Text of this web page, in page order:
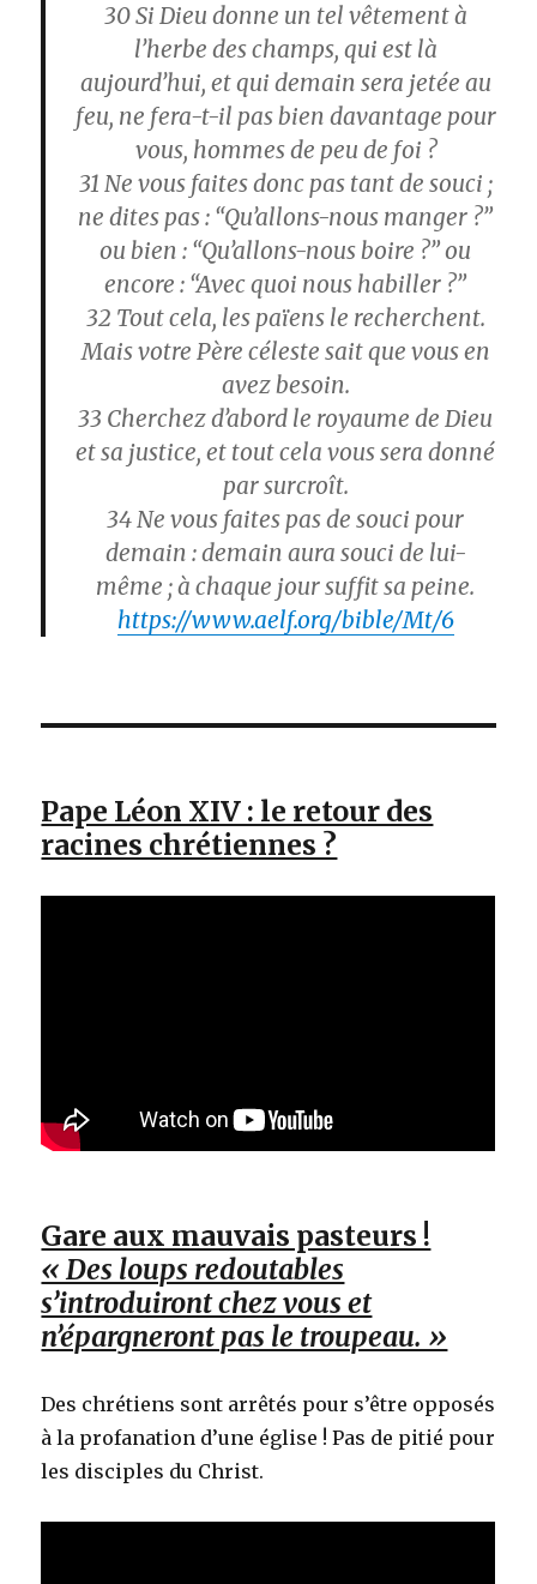
30Si Dieu donne un tel vêtement à
l’herbe des champs, qui est là
aujourd’hui, et qui demain sera jetée au
feu, ne fera-t-il pas bien davantage pour
vous, hommes de peu de foi ?
31 Ne vous faites donc pas tant de souci ;
ne dites pas : “Qu’allons-nous manger ?”
ou bien : “Qu’allons-nous boire ?” ou
encore : “Avec quoi nous habiller ?”
32 Tout cela, les païens le recherchent.
Mais votre Père céleste sait que vous en
avez besoin.
33 Cherchez d’abord le royaume de Dieu
et sa justice, et tout cela vous sera donné
par surcroît.
34Ne vous faites pas de souci pour
demain : demain aura souci de lui-
même ; à chaque jour suffit sa peine.
https://www.aelf.org/bible/Mt/6
Pape Léon XIV : le retour des
racines chrétiennes ?
Gare aux mauvais pasteurs !
« Des loups redoutables
s’introduiront chez vous et
n’épargneront pas le troupeau. »
Des chrétiens sont arrêtés pour s’être opposés
à la profanation d’une église ! Pas de pitié pour
les disciples du Christ.